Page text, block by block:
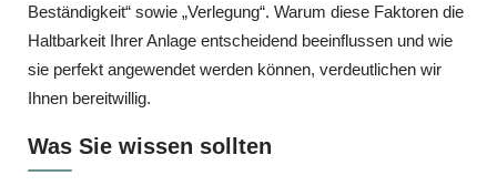
Beständigkeit“ sowie „Verlegung“. Warum diese Faktoren die
Haltbarkeit Ihrer Anlage entscheidend beeinflussen und wie
sie perfekt angewendet werden können, verdeutlichen wir
Ihnen bereitwillig.
Was Sie wissen sollten